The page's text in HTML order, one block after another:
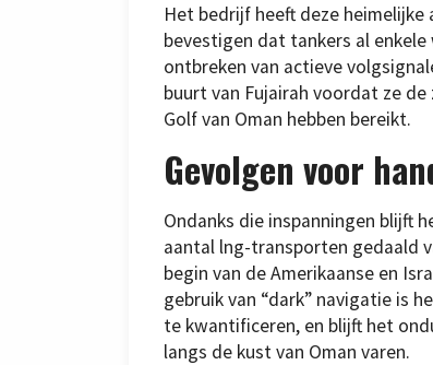
Het bedrijf heeft deze
bevestigen dat tankers al
ontbreken van actieve
buurt van Fujairah voordat ze
Golf van Oman hebben bereikt.
Gevolgen voor
Ondanks die inspanningen blijft
aantal lng-transporten gedaald
begin van de Amerikaanse en
gebruik van “dark” navigatie is
te kwantificeren, en blijft het
langs de kust van Oman varen.